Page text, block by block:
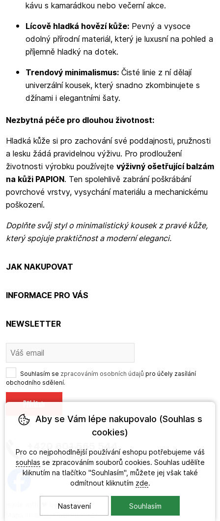
kávu s kamarádkou nebo večerní akce.
Lícově hladká hovězí kůže: Pevný a vysoce
odolný přírodní materiál, který je luxusní na pohled a
příjemně hladký na dotek.
Trendový minimalismus: Čisté linie z ní dělají
univerzální kousek, který snadno zkombinujete s
džínami i elegantními šaty.
Nezbytná péče pro dlouhou životnost:
Hladká kůže si pro zachování své poddajnosti, pružnosti
a lesku žádá pravidelnou výživu. Pro prodloužení
životnosti výrobku používejte výživný ošetřující balzám
na kůži PAPION. Ten spolehlivě zabrání poškrábání
povrchové vrstvy, vysychání materiálu a mechanickému
poškození.
Doplňte svůj styl o minimalistický kousek z pravé kůže,
který spojuje praktičnost a moderní eleganci.
JAK NAKUPOVAT
INFORMACE PRO VÁS
NEWSLETTER
Souhlasím se zpracováním osobních údajů pro účely zasílání
obchodního sdělení.
+420 601 565 544
byineShop
Mapa stránek,Klasická verze
Aby se Vám lépe nakupovalo (Souhlas s
cookies)
Pro co nejpohodlnější používání eshopu potřebujeme váš
souhlas se zpracováním souborů cookies. Souhlas udělíte
kliknutím na tlačítko "Souhlasím", můžete jej však také
odmítnout kliknutím zde.
Nastavení Souhlasím